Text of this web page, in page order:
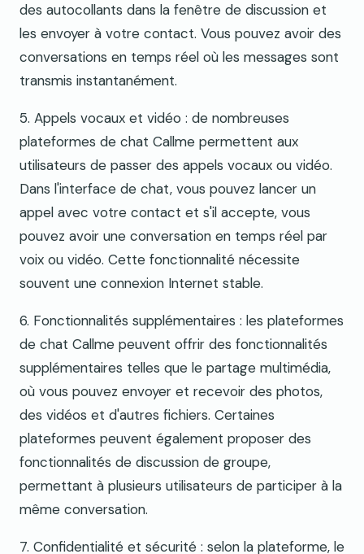
des autocollants dans la fenêtre de discussion et
les envoyer à votre contact. Vous pouvez avoir des
conversations en temps réel où les messages sont
transmis instantanément.
5. Appels vocaux et vidéo : de nombreuses
plateformes de chat Callme permettent aux
utilisateurs de passer des appels vocaux ou vidéo.
Dans l'interface de chat, vous pouvez lancer un
appel avec votre contact et s'il accepte, vous
pouvez avoir une conversation en temps réel par
voix ou vidéo. Cette fonctionnalité nécessite
souvent une connexion Internet stable.
6. Fonctionnalités supplémentaires : les plateformes
de chat Callme peuvent offrir des fonctionnalités
supplémentaires telles que le partage multimédia,
où vous pouvez envoyer et recevoir des photos,
des vidéos et d'autres fichiers. Certaines
plateformes peuvent également proposer des
fonctionnalités de discussion de groupe,
permettant à plusieurs utilisateurs de participer à la
même conversation.
7. Confidentialité et sécurité : selon la plateforme, le